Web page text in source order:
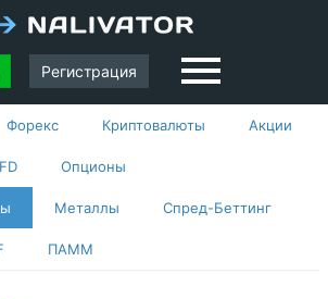
Регистрация
Форекс Криптовалюты Акции
Опционы
Металлы Спред-Беттинг
ПАММ